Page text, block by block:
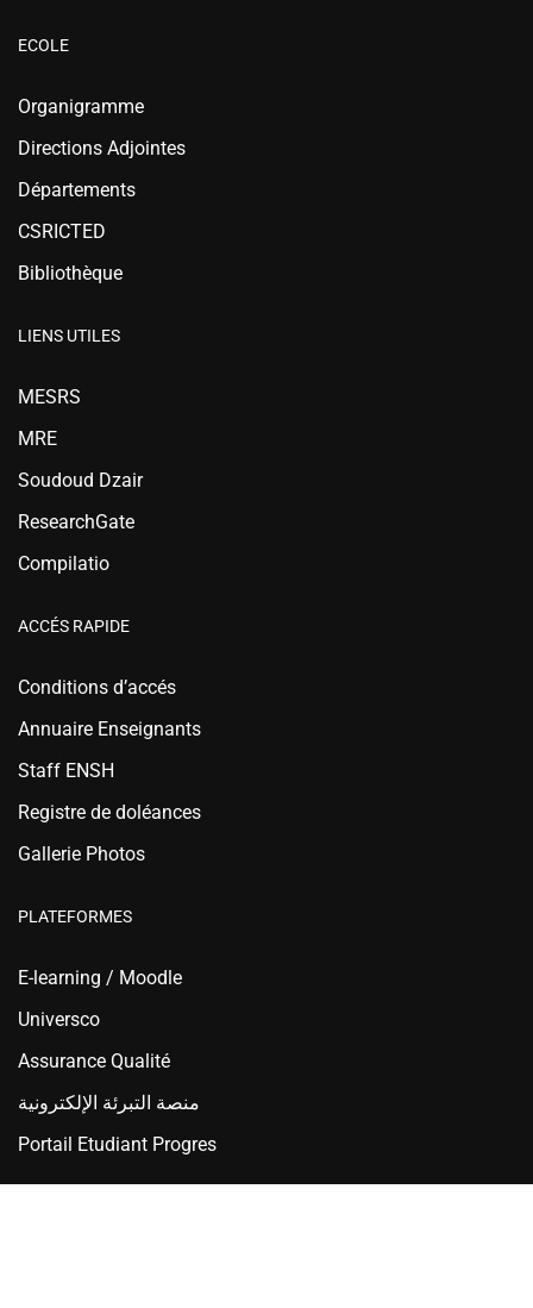
ECOLE
Organigramme
Directions Adjointes
Départements
CSRICTED
Bibliothèque
LIENS UTILES
MESRS
MRE
Soudoud Dzair
ResearchGate
Compilatio
ACCÉS RAPIDE
Conditions d’accés
Annuaire Enseignants
Staff ENSH
Registre de doléances
Gallerie Photos
PLATEFORMES
E-learning / Moodle
Universco
Assurance Qualité
منصة التبرئة الإلكترونية
Portail Etudiant Progres